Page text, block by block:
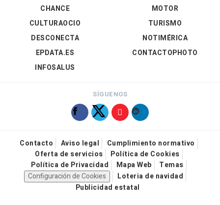
CHANCE
CULTURAOCIO
DESCONECTA
EPDATA.ES
INFOSALUS
MOTOR
TURISMO
NOTIMÉRICA
CONTACTOPHOTO
SÍGUENOS
Contacto Aviso legal
Cumplimiento normativo
Oferta de servicios
Política de Cookies
Política de Privacidad
Mapa Web
Temas
Configuración de Cookies
Loteria de navidad
Publicidad estatal